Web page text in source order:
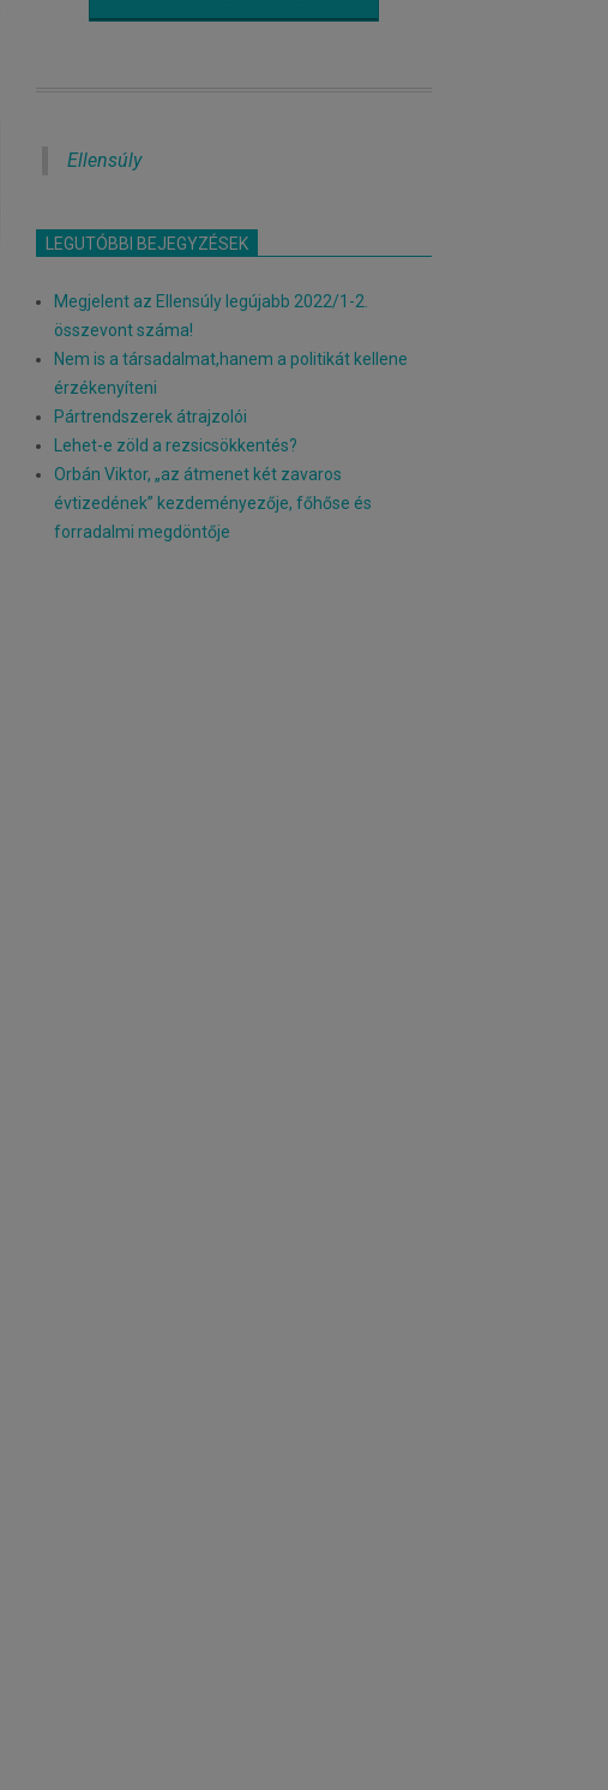
Ellensúly
LEGUTÓBBI BEJEGYZÉSEK
Megjelent az Ellensúly legújabb 2022/1-2.
összevont száma!
Nem is a társadalmat,hanem a politikát kellene
érzékenyíteni
Pártrendszerek átrajzolói
Lehet-e zöld a rezsicsökkentés?
Orbán Viktor, „az átmenet két zavaros
évtizedének” kezdeményezője, főhőse és
forradalmi megdöntője